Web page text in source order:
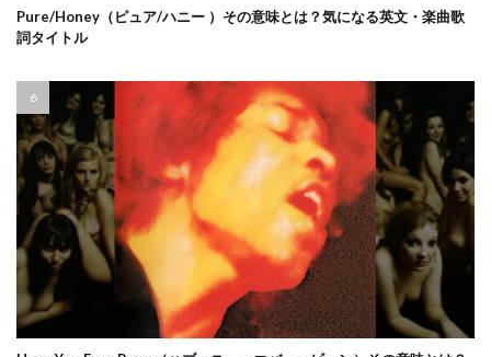
Pure/Honey（ピュア/ハニー ）その意味とは？気になる英文・楽曲歌
詞タイトル